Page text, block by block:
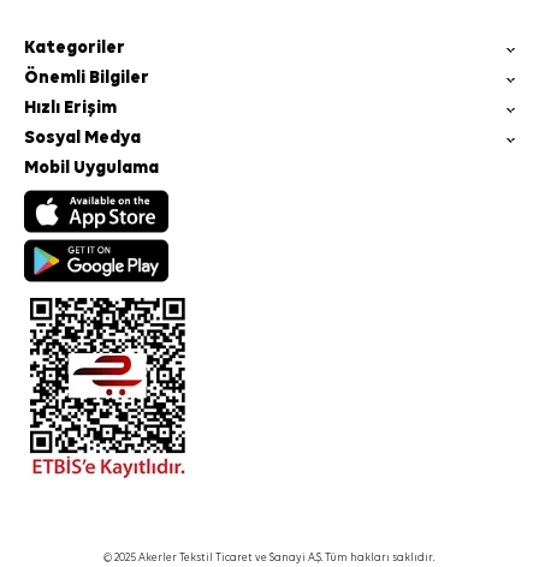
Kategoriler
Önemli Bilgiler
Hızlı Erişim
Sosyal Medya
Mobil Uygulama
© 2025 Akerler Tekstil Ticaret ve Sanayi A.Ş. Tüm hakları saklıdır.